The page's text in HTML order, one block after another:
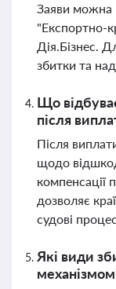
Заяви можна
"Експортно-
Дія.Бізнес.
збитки та
Що
після
Після
щодо
компенсації
дозволяє
судові
Які види